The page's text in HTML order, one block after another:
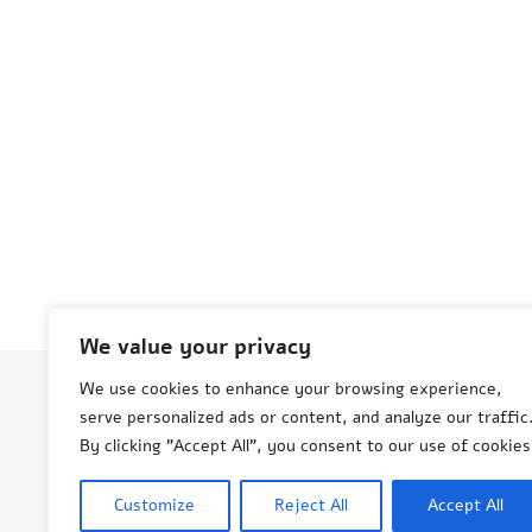
We value your privacy
We use cookies to enhance your browsing experience,
serve personalized ads or content, and analyze our traffic.
By clicking "Accept All", you consent to our use of
Customize Reject All Accept All
© Aneta Grenda Życie i podróże